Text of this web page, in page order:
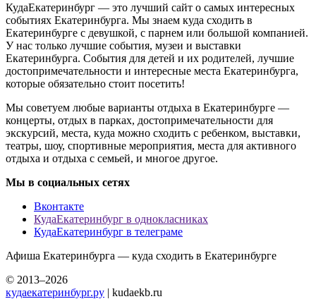
КудаЕкатеринбург — это лучший сайт о самых интересных
событиях Екатеринбурга. Мы знаем куда сходить в
Екатеринбурге с девушкой, с парнем или большой компанией.
У нас только лучшие события, музеи и выставки
Екатеринбурга. События для детей и их родителей, лучшие
достопримечательности и интересные места Екатеринбурга,
которые обязательно стоит посетить!
Мы советуем любые варианты отдыха в Екатеринбурге —
концерты, отдых в парках, достопримечательности для
экскурсий, места, куда можно сходить с ребенком, выставки,
театры, шоу, спортивные мероприятия, места для активного
отдыха и отдыха с семьей, и многое другое.
Мы в социальных сетях
Вконтакте
КудаЕкатеринбург в однокласниках
КудаЕкатеринбург в телеграме
Афиша Екатеринбурга — куда сходить в Екатеринбурге
© 2013–2026
кудаекатеринбург.ру | kudaekb.ru